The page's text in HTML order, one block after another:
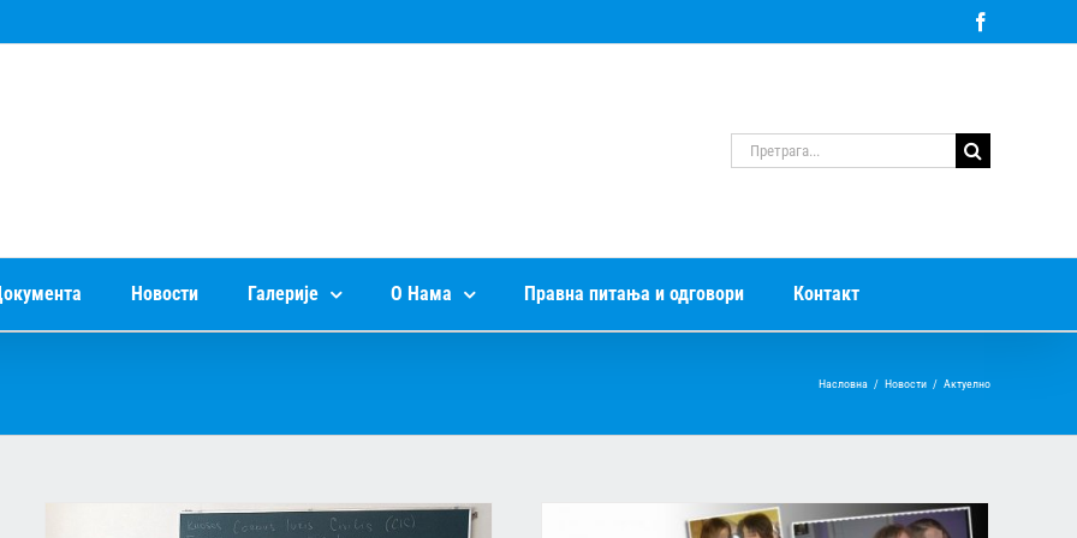
Претрага
за:
Новости Галерије О Нама Правна питања и одговори Контакт
Насловна / Новости / Актуелно